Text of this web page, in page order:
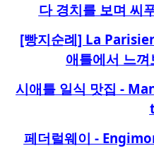
다 경치를 보며 씨
[빵지순례] La
애틀에서 느
시애틀 일식 맛집 -
페더럴웨이 -